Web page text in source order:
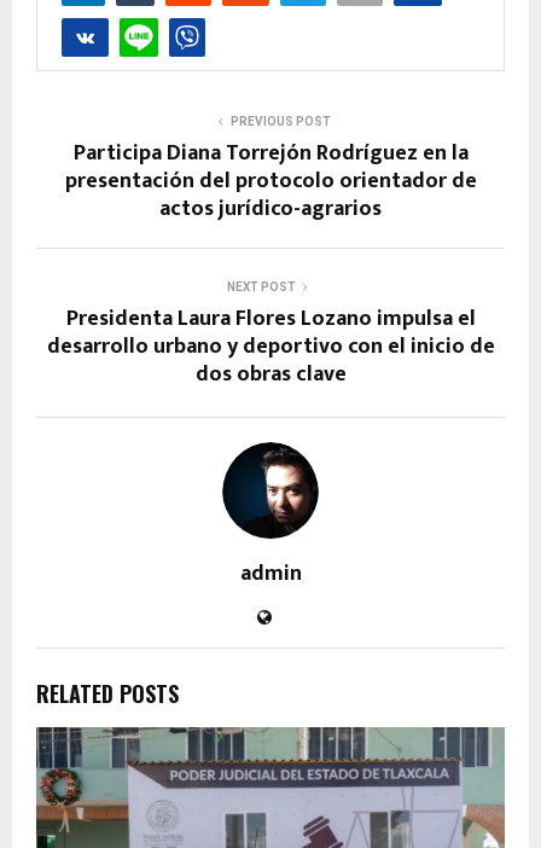
PREVIOUS POST
Participa Diana Torrejón Rodríguez en la
presentación del protocolo orientador de
actos jurídico-agrarios
NEXT POST
Presidenta Laura Flores Lozano impulsa el
desarrollo urbano y deportivo con el inicio de
dos obras clave
admin
RELATED POSTS